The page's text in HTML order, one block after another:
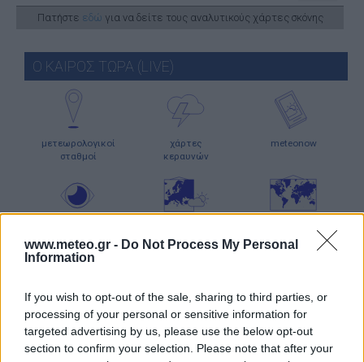
www.meteo.gr - Do Not Process My Personal
Information
If you wish to opt-out of the sale, sharing to third parties, or
processing of your personal or sensitive information for
targeted advertising by us, please use the below opt-out
section to confirm your selection. Please note that after your
Πατήστε εδώ για να δείτε τους αναλυτικούς χάρτες σκόνης
Ο ΚΑΙΡΟΣ ΤΩΡΑ (LIVE)
μετεωρολογικοί
σταθμοί
χάρτες
κεραυνών
meteonow
στην Ευρώπη
στον κόσμο